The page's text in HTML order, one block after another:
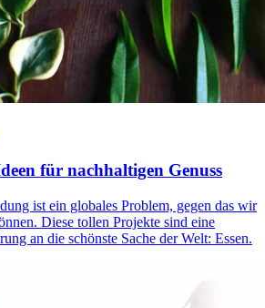
für nachhaltigen Genuss
ist ein globales Problem, gegen das wir
Diese tollen Projekte sind eine
an die schönste Sache der Welt: Essen.